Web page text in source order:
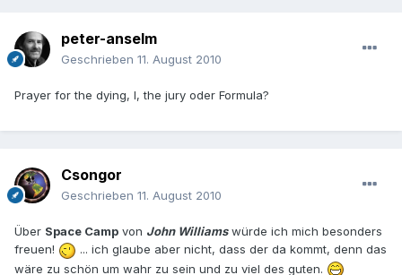
peter-anselm
Geschrieben 11. August 2010
Prayer for the dying, I, the jury oder Formula?
Csongor
Geschrieben 11. August 2010
Über Space Camp von John Williamswürde ich mich besonders
freuen!
... ich glaube aber nicht, dass der da kommt, denn das
wäre zu schön um wahr zu sein und zu viel des guten.